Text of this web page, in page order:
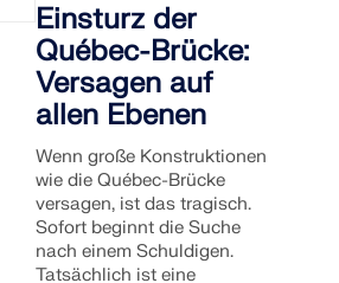
Einsturz der
Québec-Brücke:
Versagen auf
allen Ebenen
Wenn große Konstruktionen
wie die Québec-Brücke
versagen, ist das tragisch.
Sofort beginnt die Suche
nach einem Schuldigen.
Tatsächlich ist eine